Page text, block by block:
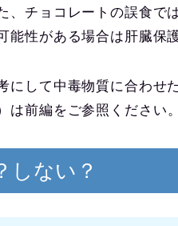
、チョコレートの誤食で
能性がある場合は肝臓保
にして中毒物質に合わせ
は前編 をご参照ください。
しない？